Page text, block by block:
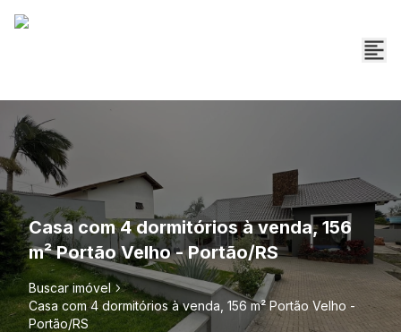
Casa com 4 dormitórios à venda, 156
m² Portão Velho - Portão/RS
Buscar imóvel
Casa com 4 dormitórios à venda, 156 m² Portão Velho -
Portão/RS